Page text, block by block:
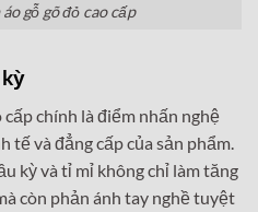
gỗ gõ đỏ cao cấp
chính là điểm nhấn nghệ
và đẳng cấp của sản phẩm.
kỳ và tỉ mỉ không chỉ làm tăng
còn phản ánh tay nghề tuyệt